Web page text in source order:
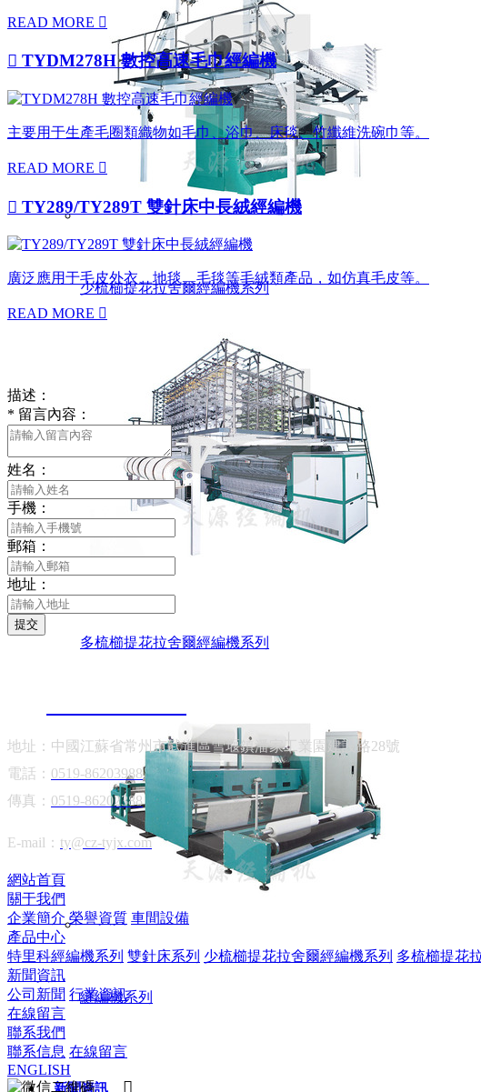
少梳櫛提花拉舍爾經編機系列
多梳櫛提花拉舍爾經編機系列
縫編機系列
新聞資訊 
READ MORE 
 TYDM278H 數控高速毛巾經編機
主要用于生產毛圈類織物如毛巾、浴巾、床毯、竹纖維洗碗巾等。
READ MORE 
 TY289/TY289T 雙針床中長絨經編機
廣泛應用于毛皮外衣、地毯、毛毯等毛絨類產品，如仿真毛皮等。
READ MORE 
描述：
* 留言內容：
姓名：
手機：
郵箱：
地址：
提交
地址：中國江蘇省常州市武進區雪堰鎮潘家工業園建設路28號
電話： 0519-86203988
傳真： 0519-86202388
E-mail： ty@cz-tyjx.com
網站首頁
關于我們
企業簡介 榮譽資質 車間設備
產品中心
特里科經編機系列 雙針床系列 少梳櫛提花拉舍爾經編機系列 多梳櫛提花
新聞資訊
公司新聞 行業資訊
在線留言
聯系我們
聯系信息 在線留言
ENGLISH